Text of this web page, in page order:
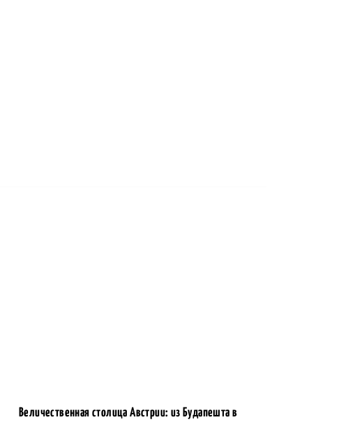
Величественная столица Австрии: из Будапешта в